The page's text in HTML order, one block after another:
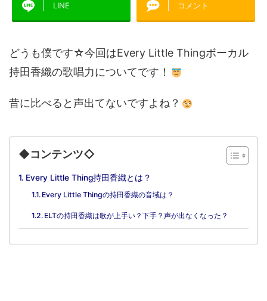
LINE コメント
どうも僕です☆今回はEvery Little Thingボーカル
持田香織の歌唱力についてです！
昔に比べると声出てないですよね？
◆コンテンツ◇
Every Little Thing持田香織とは？
Every Little Thingの持田香織の音域は？
ELTの持田香織は歌が上手い？下手？声が出なくなった？